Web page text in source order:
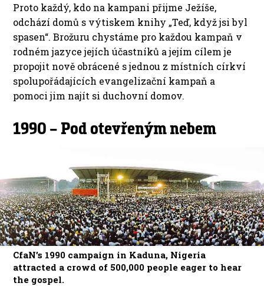
Proto každý, kdo na kampani přijme Ježíše,
odchází domů s výtiskem knihy „Teď, když jsi byl
spasen“. Brožuru chystáme pro každou kampaň v
rodném jazyce jejích účastníků a jejím cílem je
propojit nově obrácené s jednou z místních církví
spolupořádajících evangelizační kampaň a
pomoci jim najít si duchovní domov.
1990 – Pod otevřeným nebem
CfaN’s 1990 campaign in Kaduna, Nigeria
attracted a crowd of 500,000 people eager to hear
the gospel.